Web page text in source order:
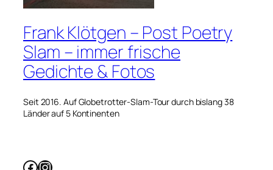
Frank Klötgen – Post Poetry
Slam – immer frische
Gedichte & Fotos
Seit 2016. Auf Globetrotter-Slam-Tour durch bislang 38
Länder auf 5 Kontinenten